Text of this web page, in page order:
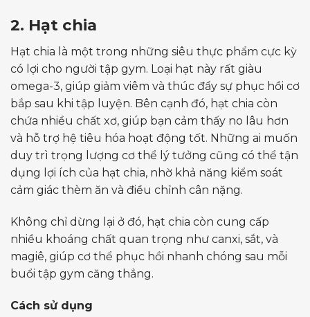
2. Hạt chia
Hạt chia là một trong những siêu thực phẩm cực kỳ
có lợi cho người tập gym. Loại hạt này rất giàu
omega-3, giúp giảm viêm và thúc đẩy sự phục hồi cơ
bắp sau khi tập luyện. Bên cạnh đó, hạt chia còn
chứa nhiều chất xơ, giúp bạn cảm thấy no lâu hơn
và hỗ trợ hệ tiêu hóa hoạt động tốt. Những ai muốn
duy trì trọng lượng cơ thể lý tưởng cũng có thể tận
dụng lợi ích của hạt chia, nhờ khả năng kiểm soát
cảm giác thèm ăn và điều chỉnh cân nặng.
Không chỉ dừng lại ở đó, hạt chia còn cung cấp
nhiều khoáng chất quan trọng như canxi, sắt, và
magiê, giúp cơ thể phục hồi nhanh chóng sau mỗi
buổi tập gym căng thẳng.
Cách sử dụng